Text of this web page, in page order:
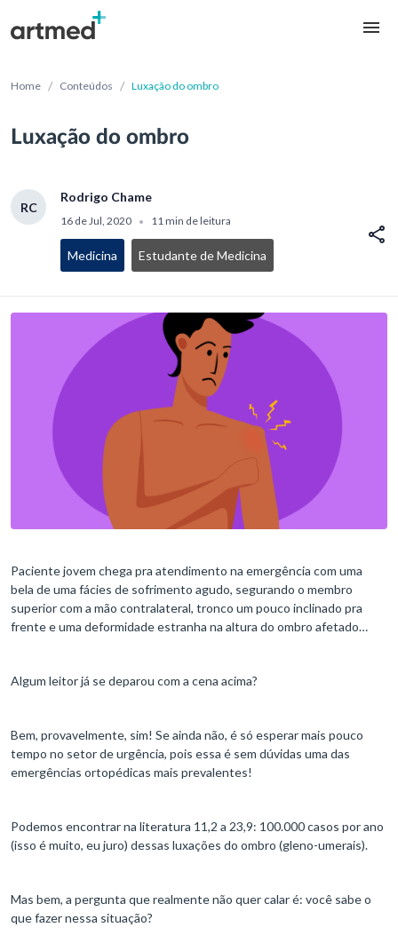
Home / Conteúdos / Luxação do ombro
Luxação do ombro
RC
Rodrigo Chame
16 de Jul, 2020 • 11 min de leitura
Medicina Estudante de Medicina
Paciente jovem chega pra atendimento na emergência com uma
bela de uma fácies de sofrimento agudo, segurando o membro
superior com a mão contralateral, tronco um pouco inclinado pra
frente e uma deformidade estranha na altura do ombro afetado…
Algum leitor já se deparou com a cena acima?
Bem, provavelmente, sim! Se ainda não, é só esperar mais pouco
tempo no setor de urgência, pois essa é sem dúvidas uma das
emergências ortopédicas mais prevalentes!
Podemos encontrar na literatura 11,2 a 23,9: 100.000 casos por ano
(isso é muito, eu juro) dessas luxações do ombro (gleno-umerais).
Mas bem, a pergunta que realmente não quer calar é: você sabe o
que fazer nessa situação?